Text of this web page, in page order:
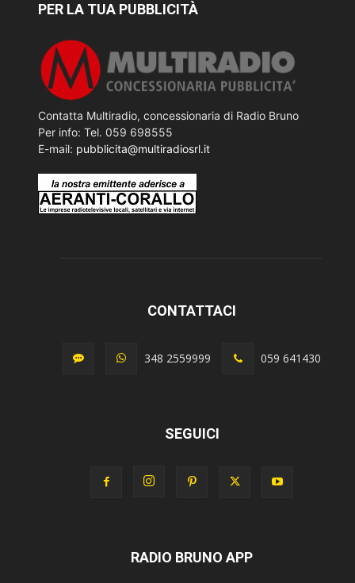
PER LA TUA PUBBLICITÀ
Contatta Multiradio, concessionaria di Radio Bruno
Per info: Tel. 059 698555
E-mail: pubblicita@multiradiosrl.it
CONTATTACI
348 2559999 059 641430
SEGUICI
RADIO BRUNO APP